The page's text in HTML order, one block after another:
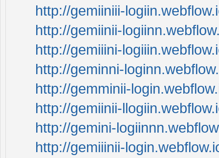
http://gemiiniii-
http://gemiinii-
http://gemiiini-
http://geminni-
http://gemminii-
http://gemiinii-
http://gemini-
http://gemiiinii-